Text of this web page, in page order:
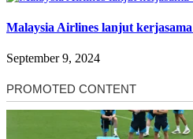
Malaysia Airlines lanjut
September 9, 2024